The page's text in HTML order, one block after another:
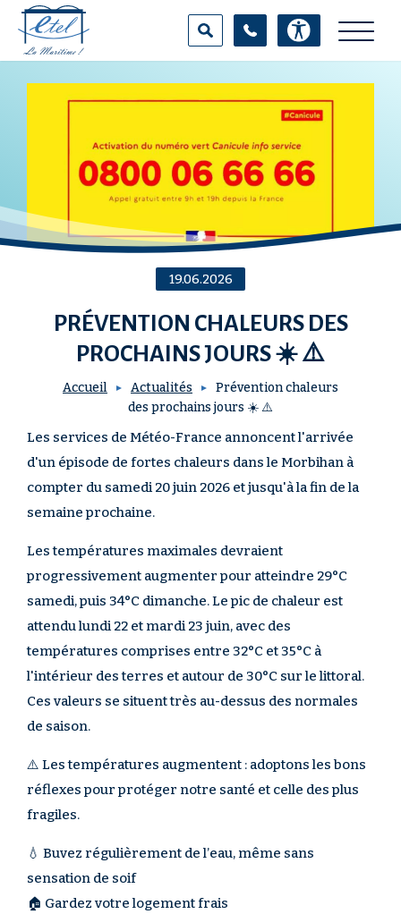
Aller
contenu
principal
100%
19.06.2026
PRÉVENTION CHALEURS DES
PROCHAINS JOURS ☀️ ⚠️
Accueil Actualités
Prévention chaleurs
des prochains jours ☀️ ⚠️
Les services de Météo-France annoncent l'arrivée
d'un épisode de fortes chaleurs dans le Morbihan à
compter du samedi 20 juin 2026 et jusqu'à la fin de la
semaine prochaine.
Les températures maximales devraient
progressivement augmenter pour atteindre 29°C
samedi, puis 34°C dimanche. Le pic de chaleur est
attendu lundi 22 et mardi 23 juin, avec des
températures comprises entre 32°C et 35°C à
l'intérieur des terres et autour de 30°C sur le littoral.
Ces valeurs se situent très au-dessus des normales
de saison.
⚠️ Les températures augmentent : adoptons les bons
réflexes pour protéger notre santé et celle des plus
fragiles.
💧 Buvez régulièrement de l’eau, même sans
sensation de soif
🏠 Gardez votre logement frais
RECHERCHER SUR LE SITE
Panneau de gestion des cookies